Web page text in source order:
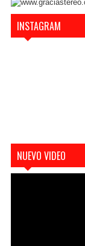
INSTAGRAM
NUEVO VIDEO